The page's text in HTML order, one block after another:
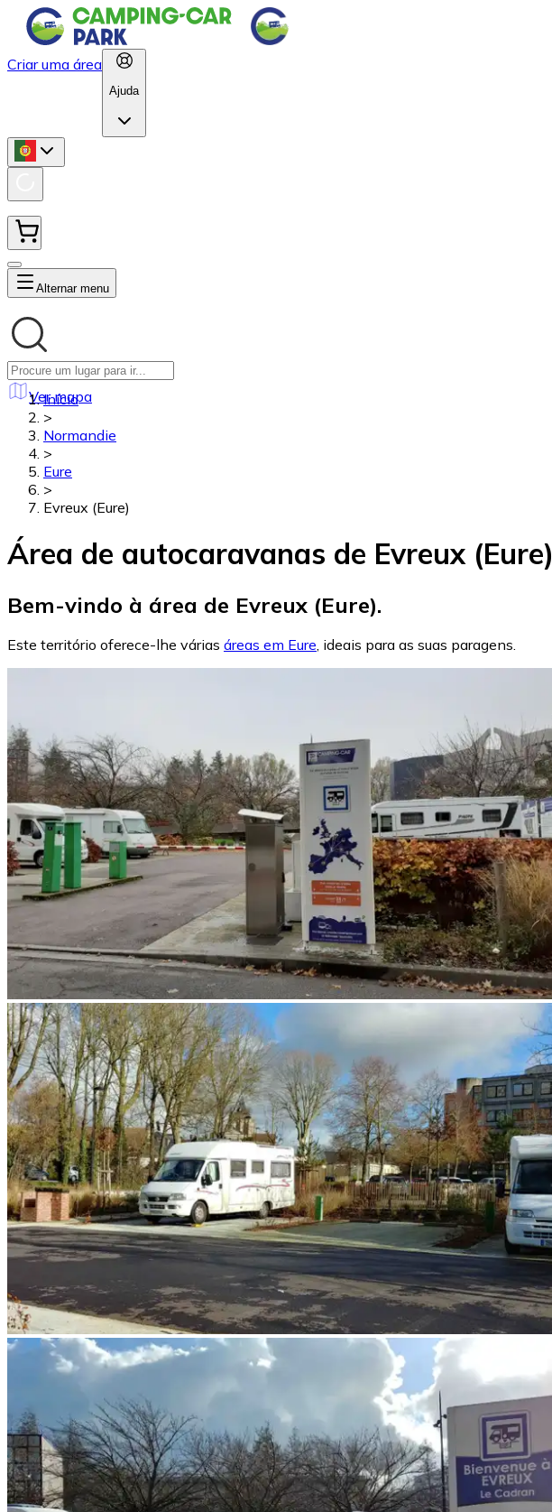
Criar uma área
Ajuda
Alternar menu
Ver mapa
Início
>
Normandie
>
Eure
>
Evreux (Eure)
Área de autocaravanas de Evreux (Eure)
Bem-vindo à área de Evreux (Eure).
Este território oferece-lhe várias áreas em Eure, ideais para as suas paragens.